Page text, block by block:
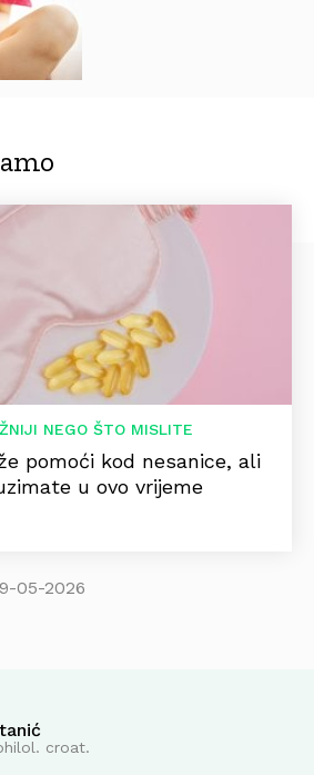
NEGO ŠTO MISLITE
pomoći kod nesanice, ali
u ovo vrijeme
05-2026
croat.